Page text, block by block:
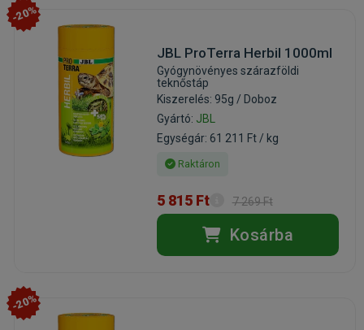
-20%
JBL ProTerra Herbil 1000ml
Gyógynövényes szárazföldi
teknőstáp
Kiszerelés: 95g / Doboz
Gyártó: JBL
Egységár: 61 211 Ft / kg
Raktáron
5 815 Ft 7 269 Ft
Kosárba
-20%